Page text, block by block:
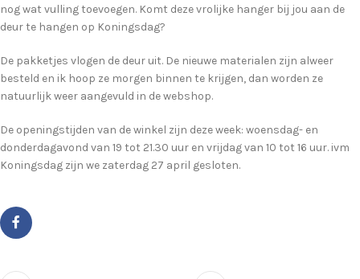
nog wat vulling toevoegen. Komt deze vrolijke hanger bij jou aan de
deur te hangen op Koningsdag?
De pakketjes vlogen de deur uit. De nieuwe materialen zijn alweer
besteld en ik hoop ze morgen binnen te krijgen, dan worden ze
natuurlijk weer aangevuld in de webshop.
De openingstijden van de winkel zijn deze week: woensdag- en
donderdagavond van 19 tot 21.30 uur en vrijdag van 10 tot 16 uur. ivm
Koningsdag zijn we zaterdag 27 april gesloten.